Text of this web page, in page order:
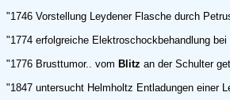
"1746 Vorstellung Leydener Flasche durch
"1774 erfolgreiche Elektroschockbehandlung
"1776 Brusttumor.. vom Blitz an der Schulter
"1847 untersucht Helmholtz Entladungen einer